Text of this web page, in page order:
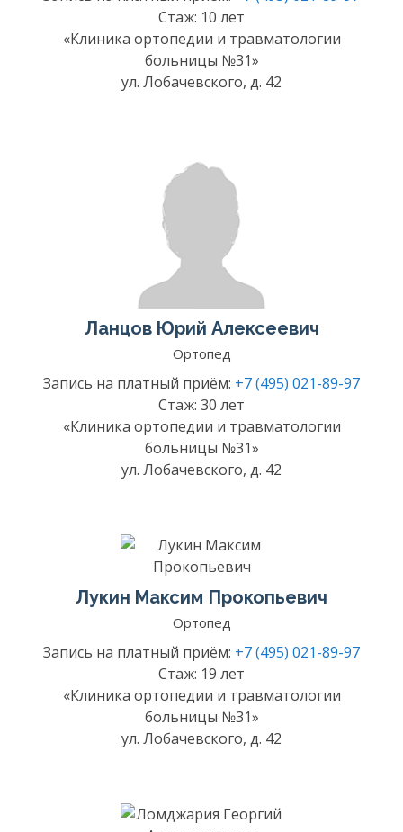
Стаж: 10 лет
«Клиника ортопедии и травматологии
больницы №31»
ул. Лобачевского, д. 42
Ланцов Юрий Алексеевич
Ортопед
Запись на платный приём: +7 (495) 021-89-97
Стаж: 30 лет
«Клиника ортопедии и травматологии
больницы №31»
ул. Лобачевского, д. 42
Лукин Максим Прокопьевич
Ортопед
Запись на платный приём: +7 (495) 021-89-97
Стаж: 19 лет
«Клиника ортопедии и травматологии
больницы №31»
ул. Лобачевского, д. 42